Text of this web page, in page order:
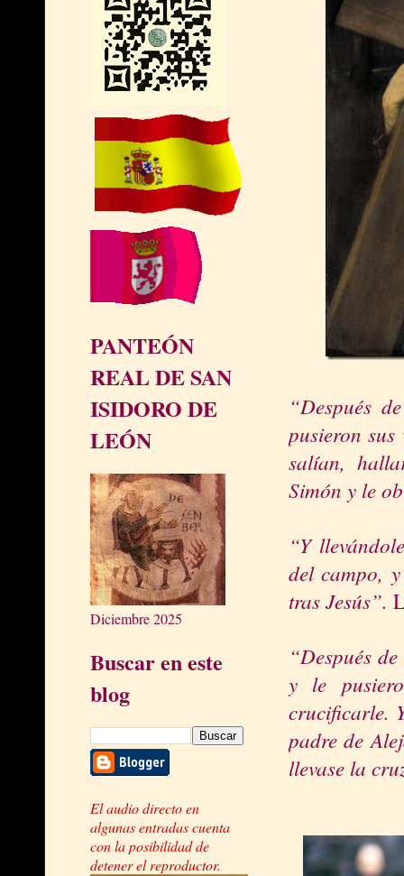
PANTEÓN
REAL DE SAN
ISIDORO DE
LEÓN
Diciembre 2025
Buscar en este
blog
El audio directo en
algunas entradas cuenta
con la posibilidad de
detener el reproductor.
“Después
pusieron
salían,
Simón y le
“Y
del campo,
tras Jesús”.
“Después
y le
crucificarle.
padre de
llevase la